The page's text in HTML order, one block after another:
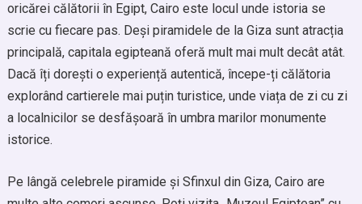
oricărei călătorii în Egipt, Cairo este locul unde istoria se
scrie cu fiecare pas. Deși piramidele de la Giza sunt atracția
principală, capitala egipteană oferă mult mai mult decât atât.
Dacă îți dorești o experiență autentică, începe-ți călătoria
explorând cartierele mai puțin turistice, unde viața de zi cu zi
a localnicilor se desfășoară în umbra marilor monumente
istorice.
Pe lângă celebrele piramide și Sfinxul din Giza, Cairo are